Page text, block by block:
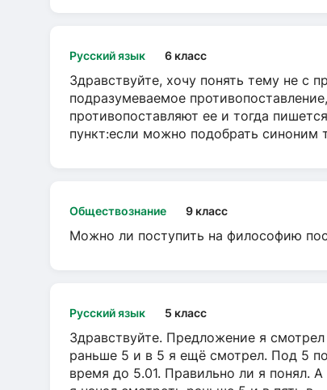
Русский язык 6 класс
Здравствуйте, хочу понять тему не с
подразумеваемое
противопоставляют ее и тогда
пункт:если можно подобрать синоним
Обществознание 9 класс
Можно ли поступить на философию
Русский язык 5 класс
Здравствуйте. Предложение я
раньше 5 и в 5 я ещё смотрел. Под 5
время до 5.01. Правильно ли я понял.